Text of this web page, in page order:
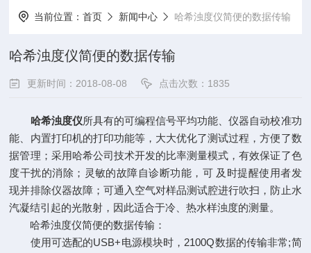
当前位置：首页 新闻中心 哈希浊度仪简便的数据传输
哈希浊度仪简便的数据传输
更新时间：2018-08-08 点击次数：1835
哈希浊度仪所具有的可编程信号平均功能、仪器自动校准功
能、内置打印机的打印功能等，大大优化了测试过程，方便了数
据管理；采用哈希公司技术开发的比率测量模式，有效保证了色
度干扰的消除；灵敏的故障自诊断功能，可 及时提醒使用者发
现并排除仪器故障；可通入空气对样品测试腔进行吹扫，防止水
汽凝结引起的光散射，因此适合于冷、热水样浊度的测量。
哈希浊度仪简便的数据传输：
使用可选配的USB+电源模块时，2100Q数据的传输非常;简